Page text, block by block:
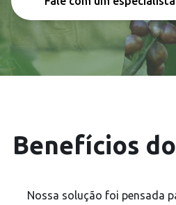
Benefícios
Nossa solução foi pensada